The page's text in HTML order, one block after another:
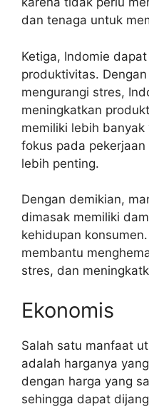
dan tenaga untuk
Ketiga, Indomie
produktivitas.
mengurangi stres,
meningkatkan
memiliki lebih
fokus pada
lebih penting.
Dengan demikian,
dimasak memiliki
kehidupan
membantu
stres, dan
Ekonomis
Salah satu manfaat
adalah harganya
dengan harga yang
sehingga dapat